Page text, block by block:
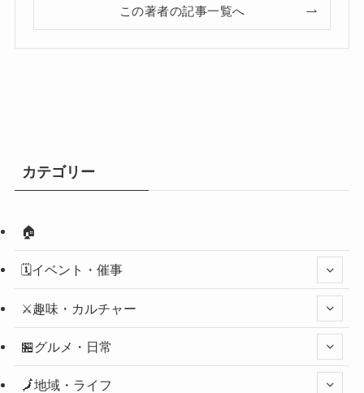
この著者の記事一覧へ
カテゴリー
🏠
🗓️イベント・催事
⚔️趣味・カルチャー
🏪グルメ・日常
🗾地域・ライフ